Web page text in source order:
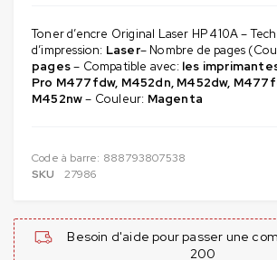
Toner d’encre Original Laser HP 410A –
d’impression: Laser– Nombre de pages
pages– Compatible avec: les
Pro M477fdw, M452dn, M452dw,
M452nw– Couleur: Magenta
Code à barre: 888793807538
SKU
27986
Besoin d'aide pour passer une
200